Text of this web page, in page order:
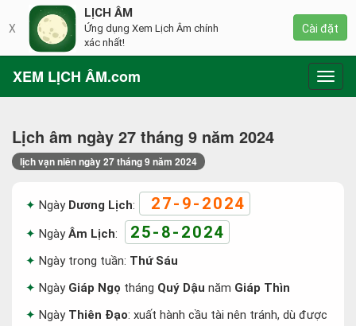
XEM LỊCH ÂM.com
Lịch âm ngày 27 tháng 9 năm 2024
lịch vạn niên ngày 27 tháng 9 năm 2024
Ngày Dương Lịch: 27-9-2024
NgàyÂm Lịch: 25-8-2024
Ngày trong tuần: Thứ Sáu
Ngày Giáp Ngọ tháng Quý Dậu năm Giáp Thìn
Ngày Thiên Đạo: xuất hành cầu tài nên tránh, dù được
X
LỊCH ÂM
Ứng dụng Xem Lịch Âm chính
xác nhất!
Cài đặt